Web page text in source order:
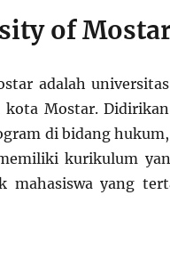
of
adalah
Mostar.
di bidang
kurikulum
mahasiswa yang